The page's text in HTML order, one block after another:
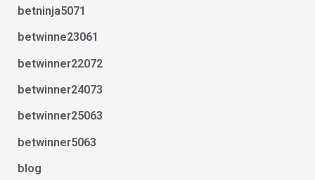
betninja5071
betwinne23061
betwinner22072
betwinner24073
betwinner25063
betwinner5063
blog